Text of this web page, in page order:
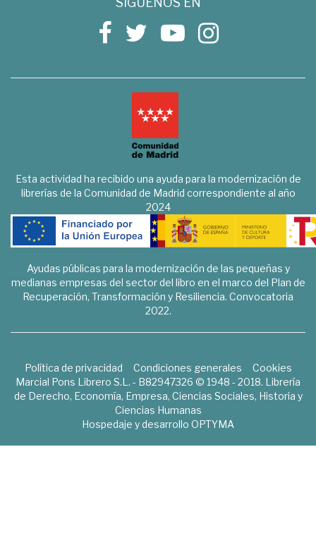
Esta actividad ha recibido una ayuda para la modernización de
librerías de la Comunidad de Madrid correspondiente al año
2024
Ayudas públicas para la modernización de las pequeñas y
medianas empresas del sector del libro en el marco del Plan de
Recuperación, Transformación y Resiliencia. Convocatoria
2022.
Política de privacidad Condiciones generales
Cookies
Marcial Pons Librero S.L. - B82947326 © 1948 - 2018. Librería
de Derecho, Economía, Empresa, Ciencias Sociales, Historia y
Ciencias Humanas
Hospedaje y desarrollo OPTYMA